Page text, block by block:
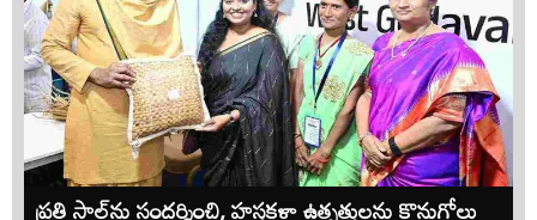
ప్రతి స్టాల్‌ను సందర్శించి, హస్తకళా ఉత్పత్తులను కొనుగోలు